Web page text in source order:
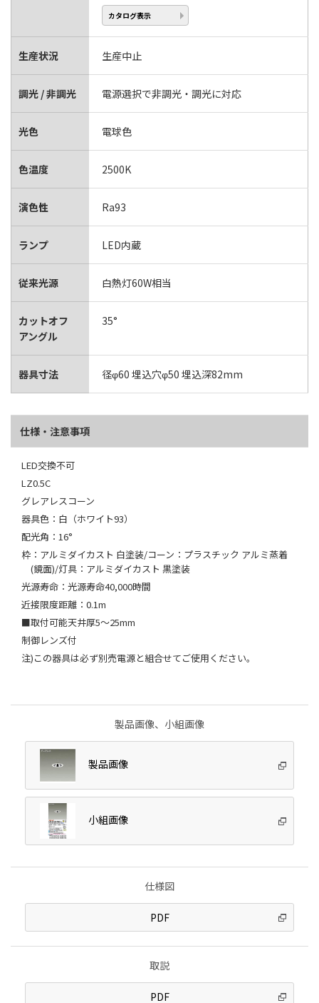
カタログ表示
生産状況 生産中止
調光 / 非調光 電源選択で非調光・調光に対応
光色 電球色
色温度 2500K
演色性 Ra93
ランプ LED内蔵
従来光源 白熱灯60W相当
カットオフ
アングル
35°
器具寸法 径φ60 埋込穴φ50 埋込深82mm
仕様・注意事項
LED交換不可
LZ0.5C
グレアレスコーン
器具色：白（ホワイト93）
配光角：16°
枠：アルミダイカスト 白塗装/コーン：プラスチック アルミ蒸着
(鏡面)/灯具：アルミダイカスト 黒塗装
光源寿命：光源寿命40,000時間
近接限度距離：0.1m
■取付可能天井厚5～25mm
制御レンズ付
注)この器具は必ず別売電源と組合せてご使用ください。
製品画像、小組画像
製品画像
小組画像
仕様図
PDF
取説
PDF